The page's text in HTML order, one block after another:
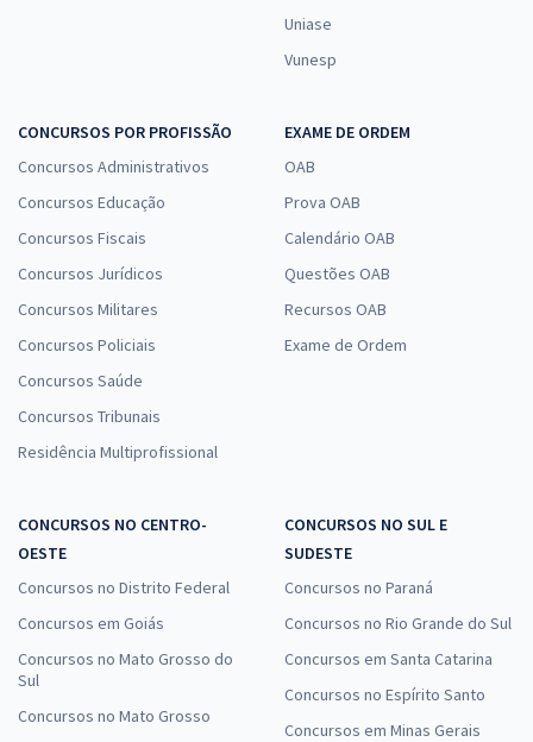
Uniase
Vunesp
CONCURSOS POR PROFISSÃO
Concursos Administrativos
Concursos Educação
Concursos Fiscais
Concursos Jurídicos
Concursos Militares
Concursos Policiais
Concursos Saúde
Concursos Tribunais
Residência Multiprofissional
EXAME DE ORDEM
OAB
Prova OAB
Calendário OAB
Questões OAB
Recursos OAB
Exame de Ordem
CONCURSOS NO CENTRO-
OESTE
Concursos no Distrito Federal
Concursos em Goiás
Concursos no Mato Grosso do
Sul
Concursos no Mato Grosso
CONCURSOS NO SUL E
SUDESTE
Concursos no Paraná
Concursos no Rio Grande do Sul
Concursos em Santa Catarina
Concursos no Espírito Santo
Concursos em Minas Gerais